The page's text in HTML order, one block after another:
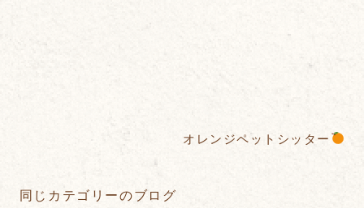
オレンジペットシッター
同じカテゴリーのブログ